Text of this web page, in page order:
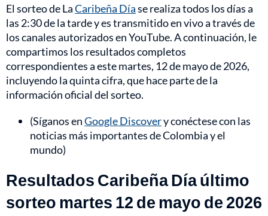
El sorteo de LaCaribeña Díase realiza todos los días a
las 2:30 de la tarde y es transmitido en vivo a través de
los canales autorizados en YouTube. A continuación, le
compartimos los resultados completos
correspondientes a este martes, 12 de mayo de 2026,
incluyendo la quinta cifra, que hace parte de la
información oficial del sorteo.
(Síganos enGoogle Discovery conéctese con las
noticias más importantes de Colombia y el
mundo)
Resultados Caribeña Día último
sorteo martes 12 de mayo de 2026